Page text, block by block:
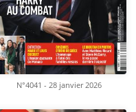
N°4041 - 28 janvier 2026